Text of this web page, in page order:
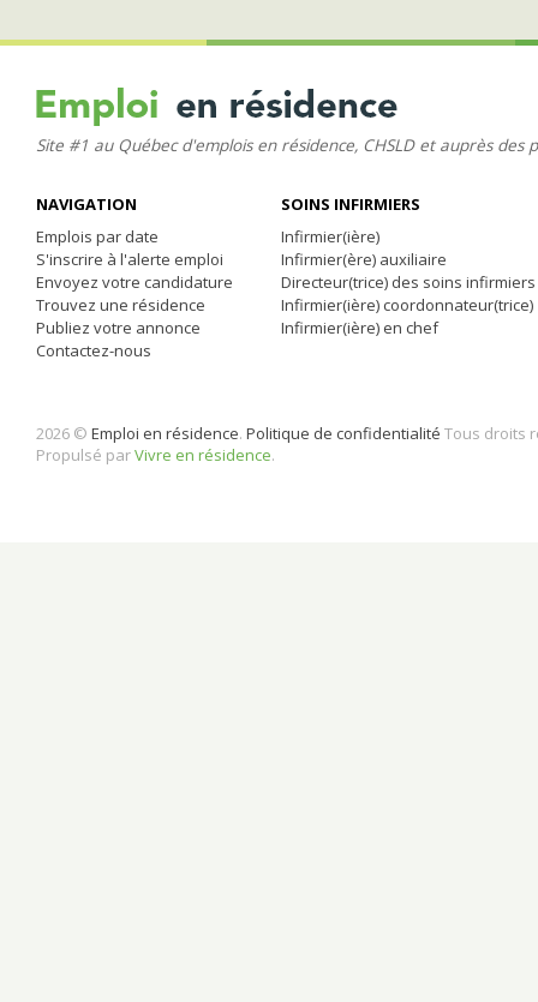
Site #1 au Québec d'emplois en résidence, CHSLD et auprès des
NAVIGATION
Emplois par date
S'inscrire à l'alerte emploi
Envoyez votre candidature
Trouvez une résidence
Publiez votre annonce
Contactez-nous
SOINS INFIRMIERS
Infirmier(ière)
Infirmier(ère) auxiliaire
Directeur(trice) des soins infirmiers
Infirmier(ière) coordonnateur(trice)
Infirmier(ière) en chef
2026 © Emploi en résidence. Politique de confidentialité Tous droits
Propulsé parVivre en résidence.